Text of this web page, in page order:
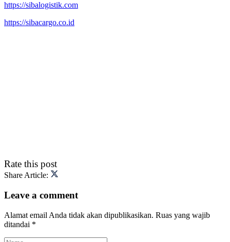
https://sibalogistik.com
https://sibacargo.co.id
Rate this post
Share Article:
Leave a comment
Alamat email Anda tidak akan dipublikasikan. Ruas yang wajib
ditandai *